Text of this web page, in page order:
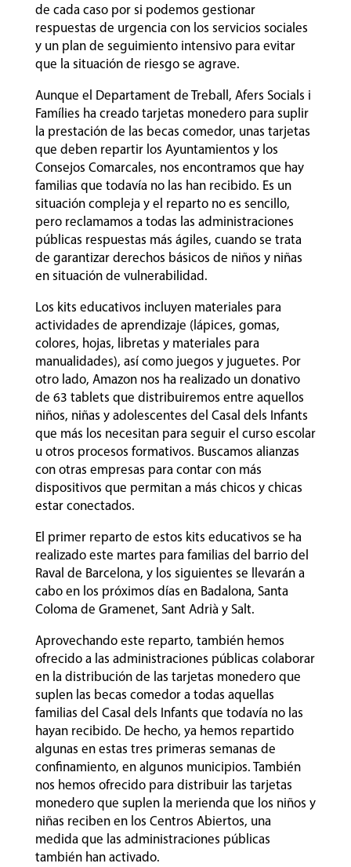
de cada caso por si podemos gestionar
respuestas de urgencia con los servicios sociales
y un plan de seguimiento intensivo para evitar
que la situación de riesgo se agrave.
Aunque el Departament de Treball, Afers Socials i
Famílies ha creado tarjetas monedero para suplir
la prestación de las becas comedor, unas tarjetas
que deben repartir los Ayuntamientos y los
Consejos Comarcales, nos encontramos que hay
familias que todavía no las han recibido. Es un
situación compleja y el reparto no es sencillo,
pero reclamamos a todas las administraciones
públicas respuestas más ágiles, cuando se trata
de garantizar derechos básicos de niños y niñas
en situación de vulnerabilidad.
Los kits educativos incluyen materiales para
actividades de aprendizaje (lápices, gomas,
colores, hojas, libretas y materiales para
manualidades), así como juegos y juguetes. Por
otro lado, Amazon nos ha realizado un donativo
de 63 tablets que distribuiremos entre aquellos
niños, niñas y adolescentes del Casal dels Infants
que más los necesitan para seguir el curso escolar
u otros procesos formativos. Buscamos alianzas
con otras empresas para contar con más
dispositivos que permitan a más chicos y chicas
estar conectados.
El primer reparto de estos kits educativos se ha
realizado este martes para familias del barrio del
Raval de Barcelona, y los siguientes se llevarán a
cabo en los próximos días en Badalona, Santa
Coloma de Gramenet, Sant Adrià y Salt.
Aprovechando este reparto, también hemos
ofrecido a las administraciones públicas colaborar
en la distribución de las tarjetas monedero que
suplen las becas comedor a todas aquellas
familias del Casal dels Infants que todavía no las
hayan recibido. De hecho, ya hemos repartido
algunas en estas tres primeras semanas de
confinamiento, en algunos municipios. También
nos hemos ofrecido para distribuir las tarjetas
monedero que suplen la merienda que los niños y
niñas reciben en los Centros Abiertos, una
medida que las administraciones públicas
también han activado.